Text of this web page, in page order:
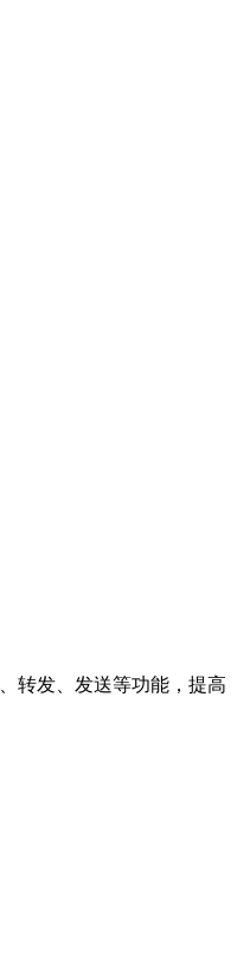
转发、发送等功能，提高